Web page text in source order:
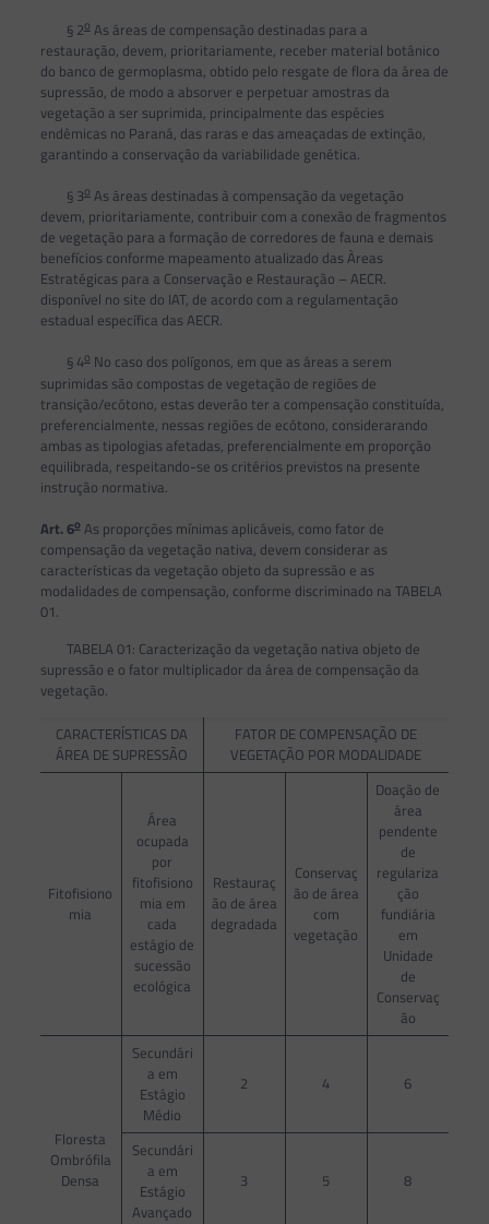
§ 2oAs áreas de compensação destinadas para a
restauração, devem, prioritariamente, receber material botânico
do banco de germoplasma, obtido pelo resgate de flora da área de
supressão, de modo a absorver e perpetuar amostras da
vegetação a ser suprimida, principalmente das espécies
endêmicas no Paraná, das raras e das ameaçadas de extinção,
garantindo a conservação da variabilidade genética.
§ 3oAs áreas destinadas à compensação da vegetação
devem, prioritariamente, contribuir com a conexão de fragmentos
de vegetação para a formação de corredores de fauna e demais
benefícios conforme mapeamento atualizado das Àreas
Estratégicas para a Conservação e Restauração – AECR.
disponível no site do IAT, de acordo com a regulamentação
estadual específica das AECR.
§ 4oNo caso dos polígonos, em que as áreas a serem
suprimidas são compostas de vegetação de regiões de
transição/ecótono, estas deverão ter a compensação constituída,
preferencialmente, nessas regiões de ecótono, considerarando
ambas as tipologias afetadas, preferencialmente em proporção
equilibrada, respeitando-se os critérios previstos na presente
instrução normativa.
Art. 6oAs proporções mínimas aplicáveis, como fator de
compensação da vegetação nativa, devem considerar as
características da vegetação objeto da supressão e as
modalidades de compensação, conforme discriminado na TABELA
01.
TABELA 01: Caracterização da vegetação nativa objeto de
supressão e o fator multiplicador da área de compensação da
vegetação.
CARACTERÍSTICAS DA
ÁREA DE SUPRESSÃO
FATOR DE COMPENSAÇÃO DE
VEGETAÇÃO POR MODALIDADE
Fitofisiono
mia
Área
ocupada
por
fitofisiono
mia em
cada
estágio de
sucessão
ecológica
Restauraç
ão de área
degradada
Conservaç
ão de área
com
vegetação
Doação de
área
pendente
de
regulariza
ção
fundiária
em
Unidade
de
Conservaç
ão
Floresta
Ombrófila
Densa
Secundári
a em
Estágio
Médio
2 4 6
Secundári
a em
Estágio
Avançado
3 5 8